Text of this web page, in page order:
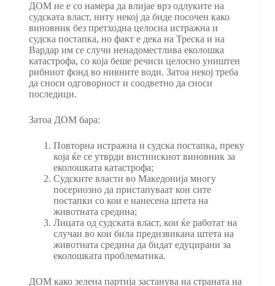
ДОМ не е со намера да влијае врз одлуките на
судската власт, ниту некој да биде посочен како
виновник без претходна целосна истражна и
судска постапка, но факт е дека на Треска и на
Вардар им се случи ненадоместлива еколошка
катастрофа, со која беше речиси целосно уништен
рибниот фонд во нивните води. Затоа некој треба
да сноси одговорност и соодветно да сноси
последици.
Затоа ДОМ бара:
Повторна истражна и судска постапка, преку
која ќе се утврди вистинскиот виновник за
еколошката катастрофа;
Судските власти во Македонија многу
посериозно да пристапуваат кон сите
постапки со кои е нанесена штета на
животната средина;
Лицата од судската власт, кои ќе работат на
случаи во кои била предизвикана штета на
животната средина да бидат едуцирани за
еколошката проблематика.
ДОМ како зелена партија застанува на страната на